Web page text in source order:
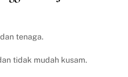
tenaga.
tidak mudah kusam.